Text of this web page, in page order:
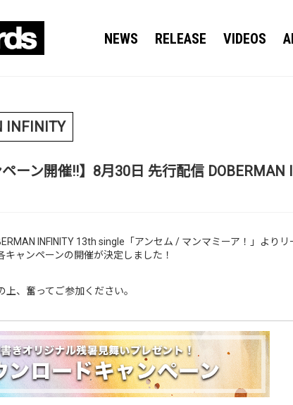
NEWS RELEASE VIDEOS
INFINITY
ペーン開催!!】8月30日 先行配信
INFINITY 13th single「アンセム / マンマミーア！」より
キャンペーンの開催が決定しました！
上、奮ってご参加ください。